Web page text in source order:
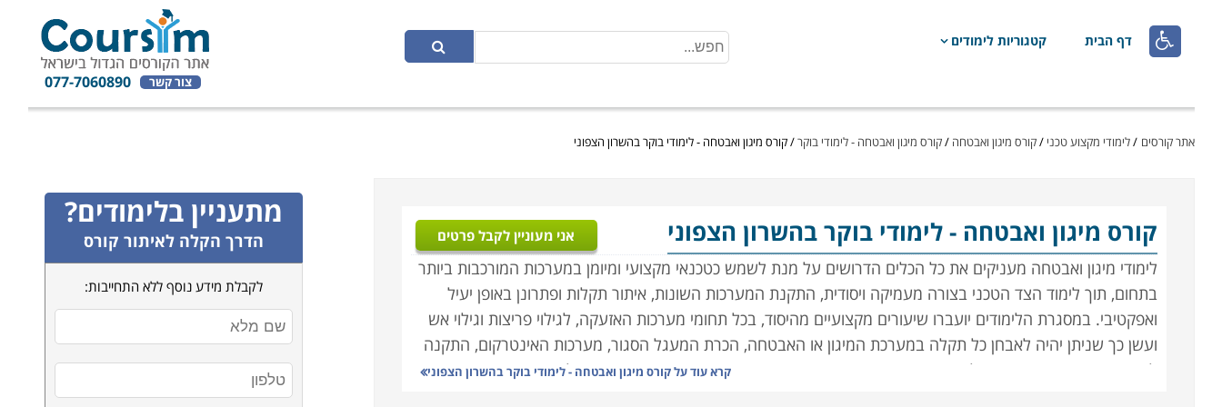
 דף הבית קטגוריות לימודים
צור קשר 077-7060890
אתר קורסים /לימודי מקצוע טכני /קורס מיגון ואבטחה /קורס מיגון ואבטחה - לימודי בוקר/קורס מיגון ואבטחה - לימודי בוקר בהשרון הצפוני
קורס מיגון ואבטחה- לימודי בוקר בהשרון הצפוני אני מעוניין לקבל פרטים
לימודי מיגון ואבטחה מעניקים את כל הכלים הדרושים על מנת לשמש כטכנאי מקצועי ומיומן במערכות המורכבות ביותר
בתחום, תוך לימוד הצד הטכני בצורה מעמיקה ויסודית, התקנת המערכות השונות, איתור תקלות ופתרונן באופן יעיל
ואפקטיבי. במסגרת הלימודים יועברו שיעורים מקצועיים מהיסוד, בכל תחומי מערכות האזעקה, לגילוי פריצות וגילוי אש
ועשן כך שניתן יהיה לאבחן כל תקלה במערכת המיגון או האבטחה, הכרת המעגל הסגור, מערכות האינטרקום, התקנה
לבתים חכמים, כאשר בנוסף לידע התיאורטי יועברו שיעורים מעשיים אשר יאפשרו התנסות בכל מערכת באופן מקצועי.
קרא עוד עלקורס מיגון ואבטחה - לימודי בוקר בהשרון הצפוני
מתעניין בלימודים?
הדרך הקלה לאיתור קורס
לקבלת מידע נוסף ללא התחייבות: